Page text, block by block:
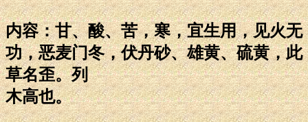
内容：甘、酸、苦，寒，宜生用，见火无
功，恶麦门冬，伏丹砂、雄黄、硫黄，此
草名歪。列
木高也。